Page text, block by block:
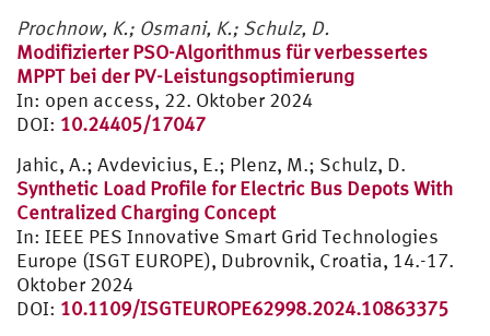
Prochnow, K.; Osmani, K.; Schulz, D.
Modifizierter PSO-Algorithmus für verbessertes
MPPT bei der PV-Leistungsoptimierung
In: open access, 22. Oktober 2024
DOI: 10.24405/17047
Jahic, A.; Avdevicius, E.; Plenz, M.; Schulz, D.
Synthetic Load Profile for Electric Bus Depots With
Centralized Charging Concept
In: IEEE PES Innovative Smart Grid Technologies
Europe (ISGT EUROPE), Dubrovnik, Croatia, 14.-17.
Oktober 2024
DOI: 10.1109/ISGTEUROPE62998.2024.10863375